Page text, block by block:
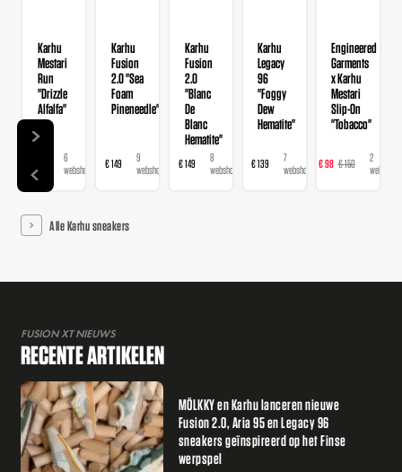
Karhu
Mestari
Run
"Drizzle
Alfalfa"
6
webshops
Karhu
Fusion
2.0 "Sea
Foam
Pineneedle"
€ 149
9
webshops
Karhu
Fusion
2.0
"Blanc
De
Blanc
Hematite"
€ 149
8
webshops
Karhu
Legacy
96
"Foggy
Dew
Hematite"
€ 139
7
webshops
Engineered
Garments
x Karhu
Mestari
Slip-On
"Tobacco"
€ 98 € 150
2
webshops
Alle Karhu sneakers
FUSION XT NIEUWS
RECENTE ARTIKELEN
MÖLKKY en Karhu lanceren nieuwe
Fusion 2.0, Aria 95 en Legacy 96
sneakers geïnspireerd op het Finse
werpspel